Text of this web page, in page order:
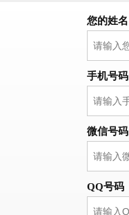
您的姓名
手机号码
微信号码
QQ号码